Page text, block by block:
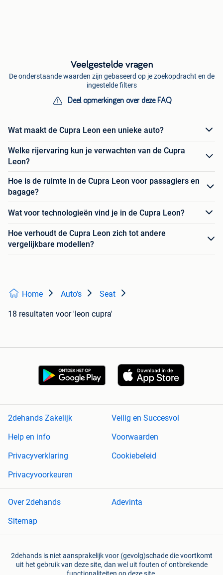
Veelgestelde vragen
De onderstaande waarden zijn gebaseerd op je zoekopdracht en de
ingestelde filters
Deel opmerkingen over deze FAQ
Wat maakt de Cupra Leon een unieke auto?
Welke rijervaring kun je verwachten van de Cupra
Leon?
Hoe is de ruimte in de Cupra Leon voor passagiers en
bagage?
Wat voor technologieën vind je in de Cupra Leon?
Hoe verhoudt de Cupra Leon zich tot andere
vergelijkbare modellen?
Home Auto's Seat
18 resultaten voor 'leon cupra'
2dehands Zakelijk
Veilig en Succesvol
Help en info
Voorwaarden
Privacyverklaring
Cookiebeleid
Privacyvoorkeuren
Over 2dehands
Adevinta
Sitemap
2dehands is niet aansprakelijk voor (gevolg)schade die voortkomt
uit het gebruik van deze site, dan wel uit fouten of ontbrekende